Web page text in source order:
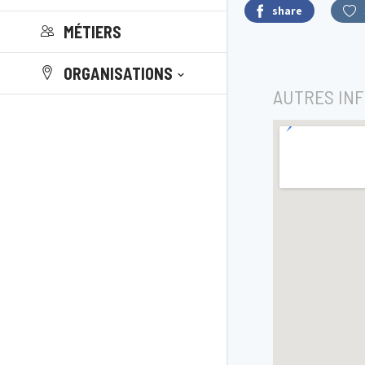
MÉTIERS
ORGANISATIONS
share
AUTRES